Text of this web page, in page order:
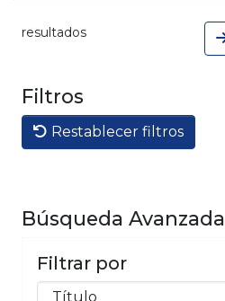
resultados
Filtros
Restablecer filtros
Búsqueda Avanzada
Filtrar por
Filtros